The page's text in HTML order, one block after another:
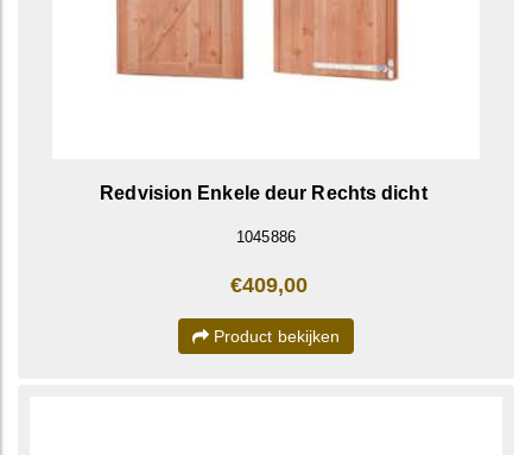
Redvision Enkele deur Rechts dicht
1045886
€409,00
Product bekijken